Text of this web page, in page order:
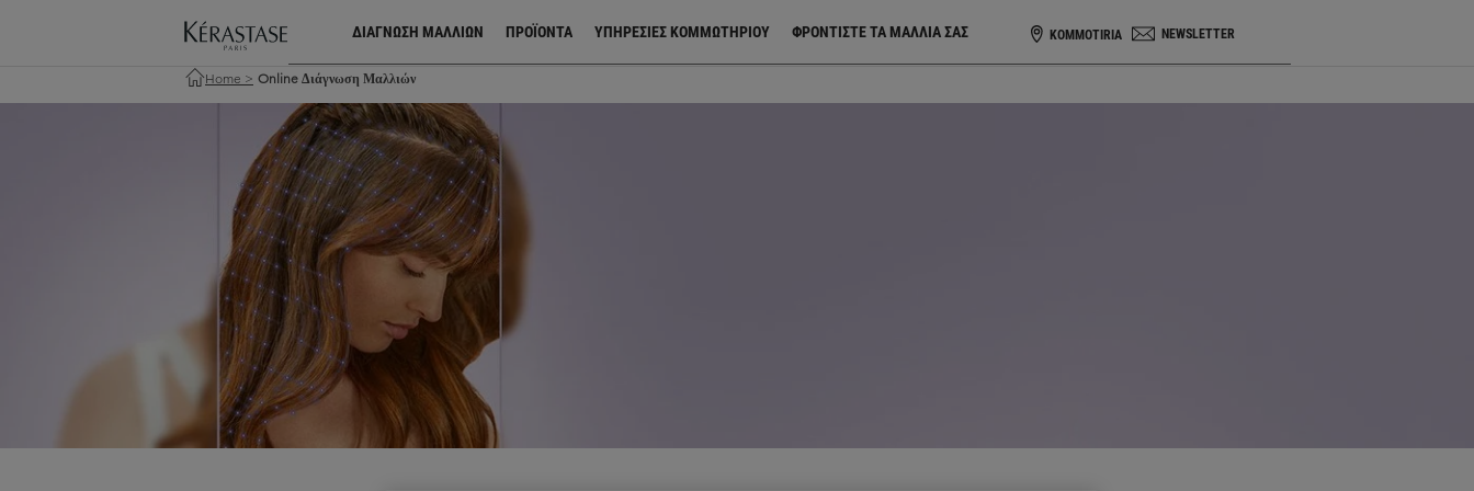
ΔΙΑΓΝΩΣΗ ΜΑΛΛΙΩΝ ΠΡΟΪΌΝΤΑ ΥΠΗΡΕΣΙΕΣ ΚΟΜΜΩΤΗΡΙΟΥ ΦΡΟΝΤΊΣΤΕ ΤΑ ΜΑΛΛΙΆ ΣΑΣ KOMMOTIRIA NEWSLETTER
Home > Online Διάγνωση Μαλλιών